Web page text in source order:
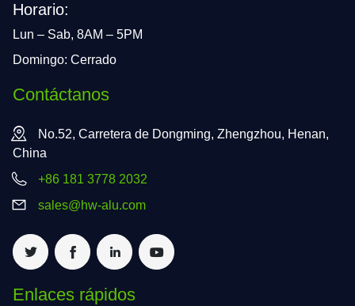
Horario:
Lun – Sab, 8AM – 5PM
Domingo: Cerrado
Contáctanos
No.52, Carretera de Dongming, Zhengzhou, Henan,
China
+86 181 3778 2032
sales@hw-alu.com
Enlaces rápidos